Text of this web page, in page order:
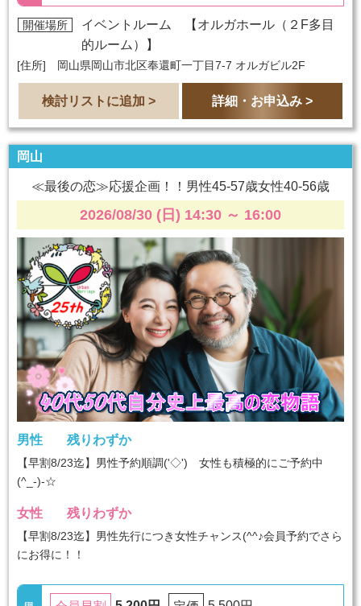
開催場所 イベントルーム 【 オルガホール（２F多目
的ルーム）
】
[住所] 岡山県岡山市北区奉還町一丁目7-7 オルガビル2F
検討リストに追加 > 詳細・お申込み >
岡山
≪最後の恋≫応援企画！！男性45-57歳女性40-56歳
2026/08/30 (日) 14:30 ～ 16:00
男性 残りわずか
【早割8/23迄】男性予約順調('◇')ゞ女性も積極的にご予約中
(^_-)-☆
女性 残りわずか
【早割8/23迄】男性先行につき女性チャンス(^^♪会員予約でさら
にお得に！！